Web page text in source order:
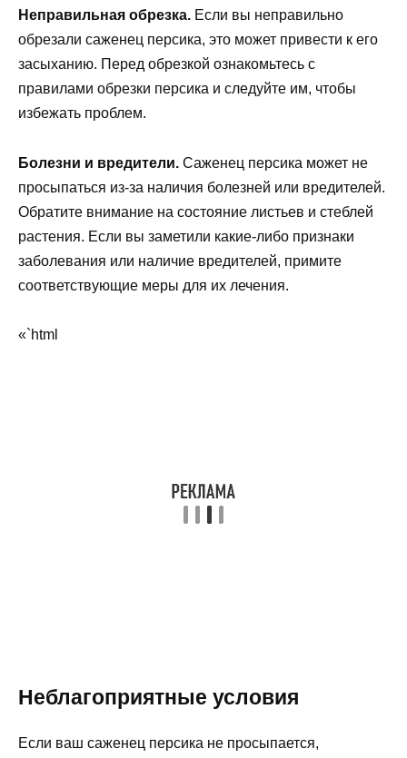
Неправильная обрезка. Если вы неправильно
обрезали саженец персика, это может привести к его
засыханию. Перед обрезкой ознакомьтесь с
правилами обрезки персика и следуйте им, чтобы
избежать проблем.
Болезни и вредители. Саженец персика может не
просыпаться из-за наличия болезней или вредителей.
Обратите внимание на состояние листьев и стеблей
растения. Если вы заметили какие-либо признаки
заболевания или наличие вредителей, примите
соответствующие меры для их лечения.
«`html
Неблагоприятные условия
Если ваш саженец персика не просыпается,